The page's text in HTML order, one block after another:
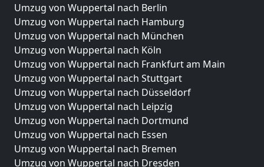
Umzug von Wuppertal nach Berlin
Umzug von Wuppertal nach Hamburg
Umzug von Wuppertal nach München
Umzug von Wuppertal nach Köln
Umzug von Wuppertal nach Frankfurt am Main
Umzug von Wuppertal nach Stuttgart
Umzug von Wuppertal nach Düsseldorf
Umzug von Wuppertal nach Leipzig
Umzug von Wuppertal nach Dortmund
Umzug von Wuppertal nach Essen
Umzug von Wuppertal nach Bremen
Umzug von Wuppertal nach Dresden